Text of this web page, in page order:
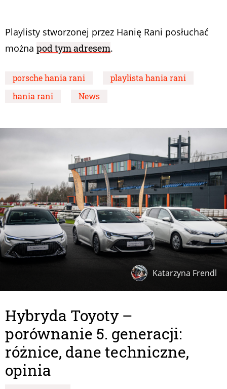
Playlisty stworzonej przez Hanię Rani posłuchać
można pod tym adresem.
porsche hania rani
playlista hania rani
hania rani
News
Katarzyna Frendl
Hybryda Toyoty –
porównanie 5. generacji:
różnice, dane techniczne,
opinia